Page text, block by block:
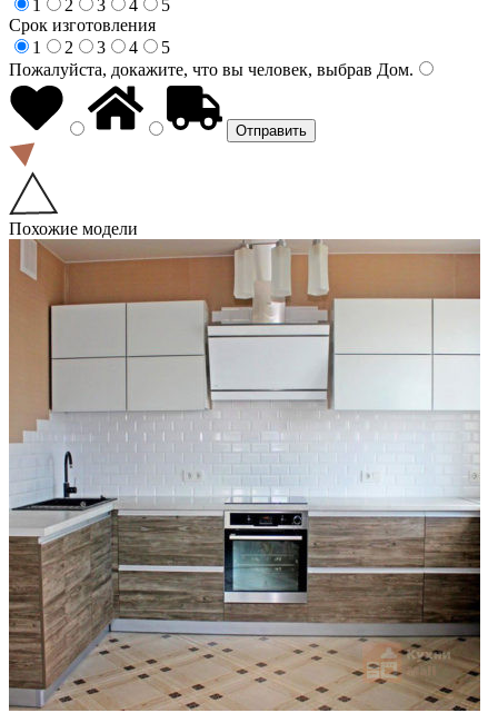
1
2 3 4
5
Срок изготовления
1
2 3 4
5
Пожалуйста, докажите, что вы человек, выбрав Дом.
Похожие модели